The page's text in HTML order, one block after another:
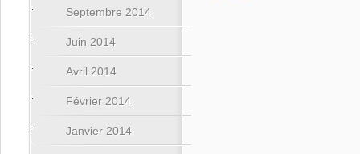
Septembre 2014
Juin 2014
Avril 2014
Février 2014
Janvier 2014